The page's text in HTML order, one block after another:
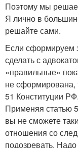
Поэтому мы
Я лично в
решайте сами.
Если сформируем
сделать с
«правильные»
не сформирована,
51 Конституции РФ.
Применяя статью
вы не сможете
отношения со
подозревать.